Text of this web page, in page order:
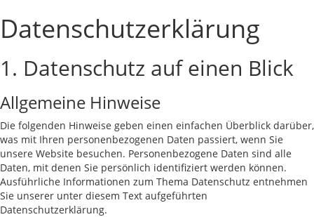
Datenschutzerklärung
1. Datenschutz auf einen Blick
Allgemeine Hinweise
Die folgenden Hinweise geben einen einfachen Überblick darüber,
was mit Ihren personenbezogenen Daten passiert, wenn Sie
unsere Website besuchen. Personenbezogene Daten sind alle
Daten, mit denen Sie persönlich identifiziert werden können.
Ausführliche Informationen zum Thema Datenschutz entnehmen
Sie unserer unter diesem Text aufgeführten
Datenschutzerklärung.